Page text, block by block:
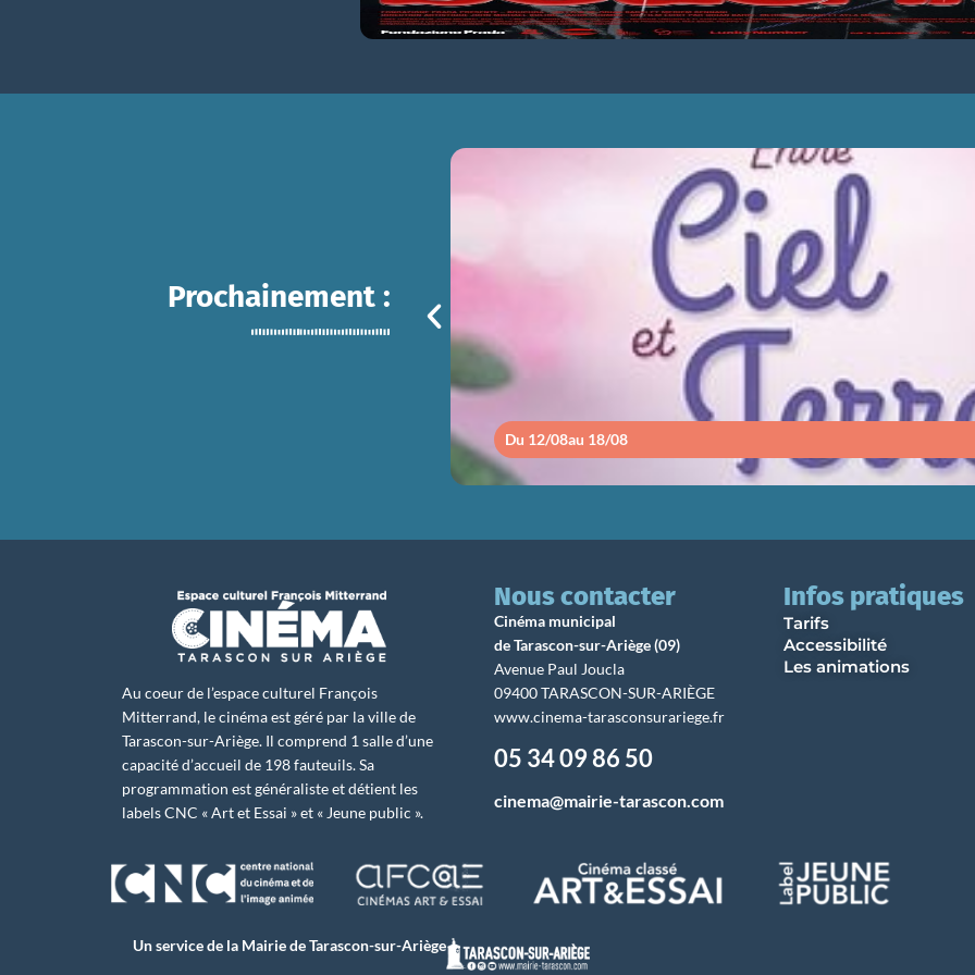
Prochainement :
Du 12/08au 18/08
ENTRE CIEL ET
Au coeur de l’espace culturel François
Mitterrand, le cinéma est géré par la ville de
Tarascon-sur-Ariège. Il comprend 1 salle d’une
capacité d’accueil de 198 fauteuils. Sa
programmation est généraliste et détient les
labels CNC « Art et Essai » et « Jeune public ».
Nous contacter
Cinéma municipal
de Tarascon-sur-Ariège (09)
Avenue Paul Joucla
09400 TARASCON-SUR-ARIÈGE
www.cinema-tarasconsurariege.fr
05 34 09 86 50
cinema@mairie-tarascon.com
Infos pratiques
Tarifs
Accessibilité
Les animations
Un service de la Mairie de Tarascon-sur-Ariège